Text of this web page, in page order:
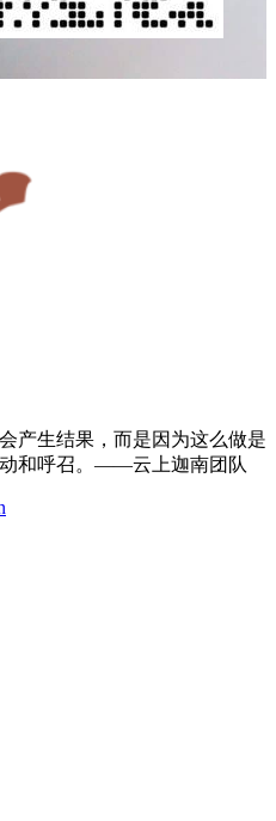
产生结果，而是因为这么做是
和呼召。——云上迦南团队